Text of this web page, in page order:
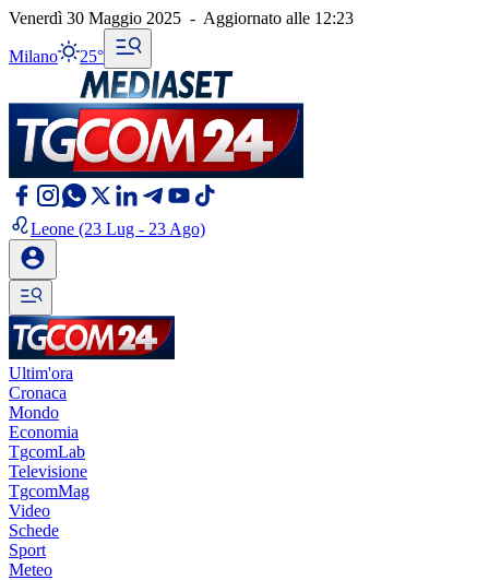
Venerdì 30 Maggio 2025 - Aggiornato alle 12:23
Milano 25°
Leone (23 Lug - 23 Ago)
Ultim'ora
Cronaca
Mondo
Economia
TgcomLab
Televisione
TgcomMag
Video
Schede
Sport
Meteo